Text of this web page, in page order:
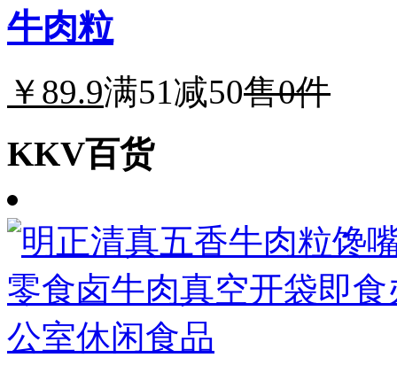
牛肉粒
￥89.9满51减50售0件
KKV百货